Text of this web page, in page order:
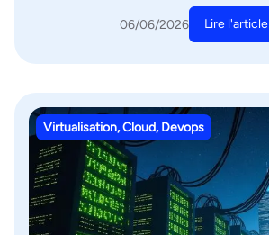
06/06/2026 Lire l'article
Virtualisation, Cloud, Devops